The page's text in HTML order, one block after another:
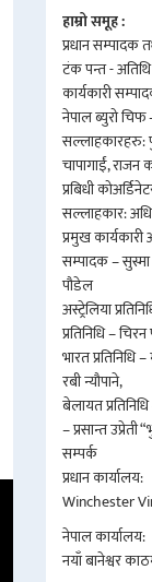
हाम्रो समूह :
प्रधान सम्पादक
टंक पन्त -
कार्यकारी
नेपाल ब्युरो चिफ
सल्लाहकारहरु:
चापागाईं, राजन
प्रबिधी
सल्लाहकार:
प्रमुख
सम्पादक – सुस्मा
पौडेल
अस्ट्रेलिया
प्रतिनिधि –
भारत प्रतिनिधि
रबी न्यौपाने,
बेलायत प्रतिनिधि
– प्रसान्त उप्रेती
सम्पर्क
प्रधान कार्यालय:
Winchester
नेपाल कार्यालय:
नयाँ बानेश्वर